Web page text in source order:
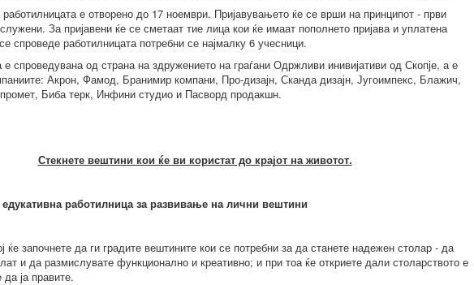
е отворено до 17 ноември. Пријавувањето ќе се врши на принципот - први
За пријавени ќе се сметаат тие лица кои ќе имаат пополнето пријава и уплатена
спроведе работилницата потребни се најмалку 6 учесници.
спроведувана од страна на здружението на граѓани Одржливи инивијативи од Скопје, а е
Акрон, Фамод, Бранимир компани, Про-дизајн, Сканда дизајн, Југоимпекс, Блажич,
Биба терк, Инфини студио и Пасворд продакшн.
Стекнете вештини кои ќе ви користат до крајот на животот.
работилница за развивање на лични вештини
ќе започнете да ги градите вештините кои се потребни за да станете надежен столар - да
и да размислувате функционално и креативно; и при тоа ќе откриете дали столарството е
да ја правите.